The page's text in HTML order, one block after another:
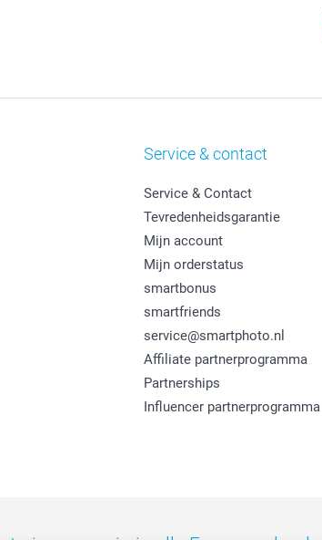
Service & contact
Service & Contact
Tevredenheidsgarantie
Mijn account
Mijn orderstatus
smartbonus
smartfriends
service@smartphoto.nl
Affiliate partnerprogramma
Partnerships
Influencer partnerprogramma